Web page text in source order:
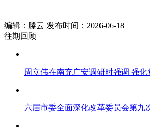
编辑：滕云 发布时间：2026-06-18
往期回顾
周立伟在南充广安调研时强调 强
六届市委全面深化改革委员会第九